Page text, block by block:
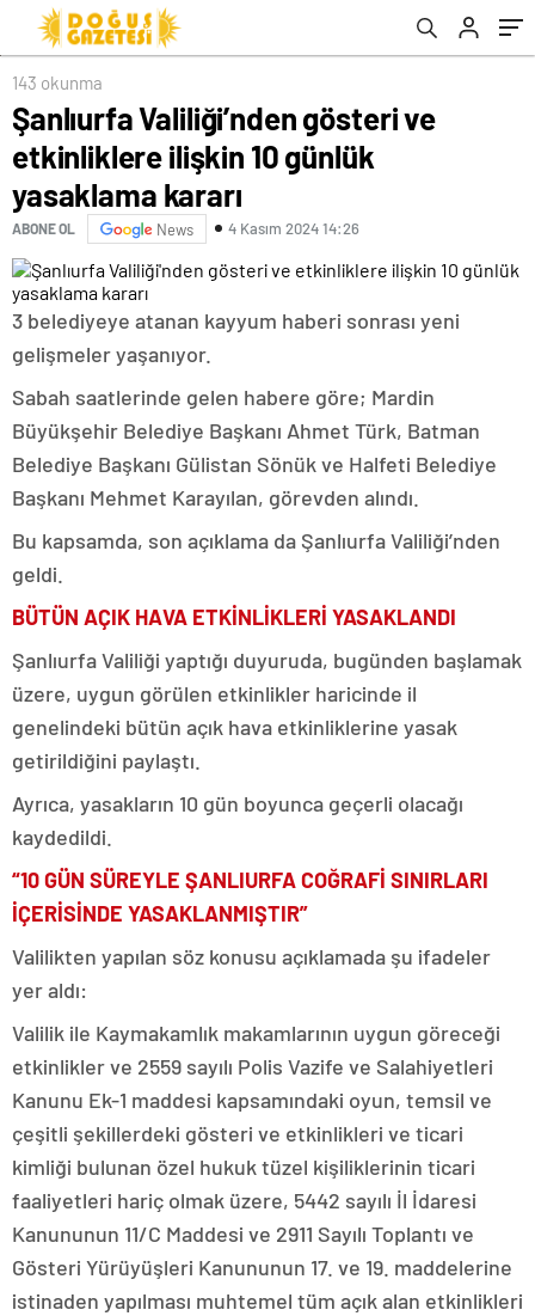
143 okunma
Şanlıurfa Valiliği’nden gösteri ve
etkinliklere ilişkin 10 günlük
yasaklama kararı
ABONE OL News 4 Kasım 2024 14:26
3 belediyeye atanan kayyum haberi sonrası yeni
gelişmeler yaşanıyor.
Sabah saatlerinde gelen habere göre; Mardin
Büyükşehir Belediye Başkanı Ahmet Türk, Batman
Belediye Başkanı Gülistan Sönük ve Halfeti Belediye
Başkanı Mehmet Karayılan, görevden alındı.
Bu kapsamda, son açıklama da Şanlıurfa Valiliği’nden
geldi.
BÜTÜN AÇIK HAVA ETKİNLİKLERİ YASAKLANDI
Şanlıurfa Valiliği yaptığı duyuruda, bugünden başlamak
üzere, uygun görülen etkinlikler haricinde il
genelindeki bütün açık hava etkinliklerine yasak
getirildiğini paylaştı.
Ayrıca, yasakların 10 gün boyunca geçerli olacağı
kaydedildi.
“10 GÜN SÜREYLE ŞANLIURFA COĞRAFİ SINIRLARI
İÇERİSİNDE YASAKLANMIŞTIR”
Valilikten yapılan söz konusu açıklamada şu ifadeler
yer aldı:
Valilik ile Kaymakamlık makamlarının uygun göreceği
etkinlikler ve 2559 sayılı Polis Vazife ve Salahiyetleri
Kanunu Ek-1 maddesi kapsamındaki oyun, temsil ve
çeşitli şekillerdeki gösteri ve etkinlikleri ve ticari
kimliği bulunan özel hukuk tüzel kişiliklerinin ticari
faaliyetleri hariç olmak üzere, 5442 sayılı İl İdaresi
Kanununun 11/C Maddesi ve 2911 Sayılı Toplantı ve
Gösteri Yürüyüşleri Kanununun 17. ve 19. maddelerine
istinaden yapılması muhtemel tüm açık alan etkinlikleri